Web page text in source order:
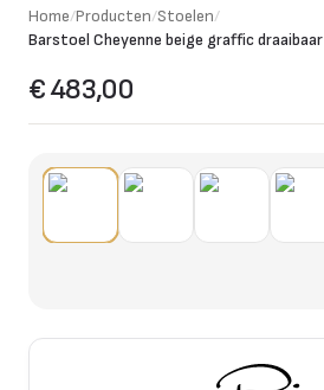
Home/Producten/Stoelen/
Barstoel Cheyenne beige graffic draaibaar
€ 483,00